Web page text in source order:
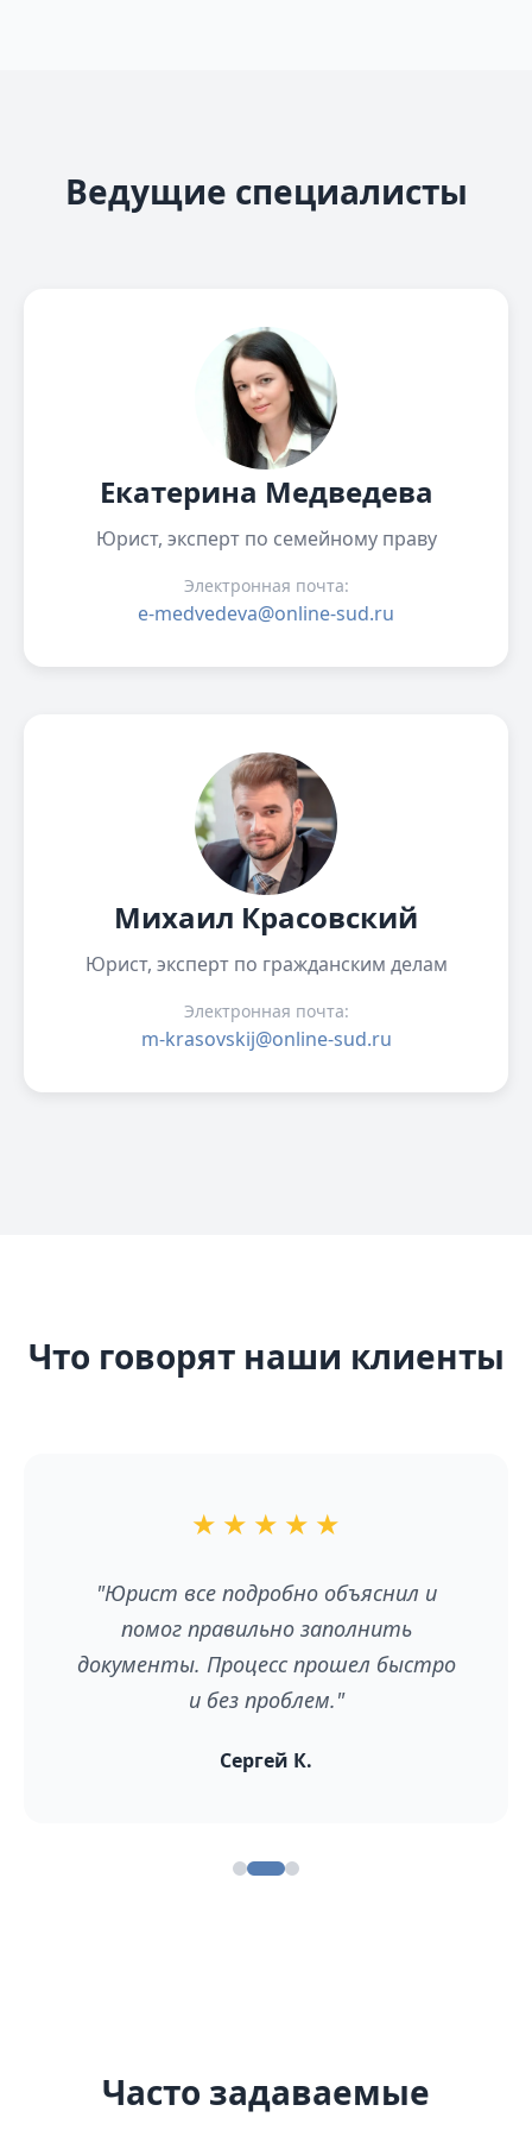
Ведущие специалисты
Екатерина Медведева
Юрист, эксперт по семейному праву
Электронная почта:
e-medvedeva@online-sud.ru
Михаил Красовский
Юрист, эксперт по гражданским делам
Электронная почта:
m-krasovskij@online-sud.ru
Что говорят наши клиенты
★ ★ ★ ★ ★
"Юрист все подробно объяснил и
помог правильно заполнить
документы. Процесс прошел быстро
и без проблем."
Сергей К.
Часто задаваемые